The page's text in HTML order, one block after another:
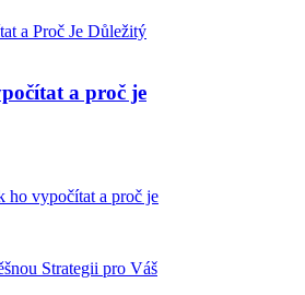
a proč je
ho vypočítat a proč je